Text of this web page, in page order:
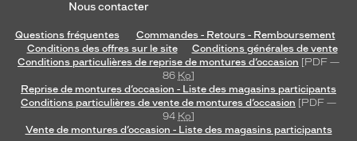
Nous contacter
Questions fréquentes
Commandes - Retours - Remboursement
Conditions des offres sur le site
Conditions générales de vente
Conditions particulières de reprise de montures d’occasion [PDF —
86 Ko]
Reprise de montures d’occasion - Liste des magasins participants
Conditions particulières de vente de montures d’occasion [PDF —
94 Ko]
Vente de montures d’occasion - Liste des magasins participants